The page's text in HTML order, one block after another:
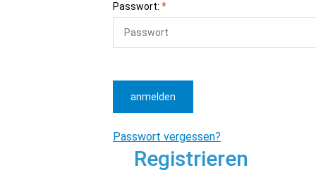
Passwort: *
Passwort vergessen?
anmelden
Registrieren